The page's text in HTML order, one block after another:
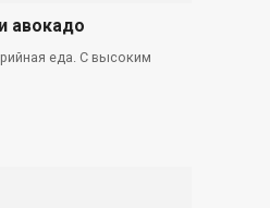
авокадо
еда. С высоким